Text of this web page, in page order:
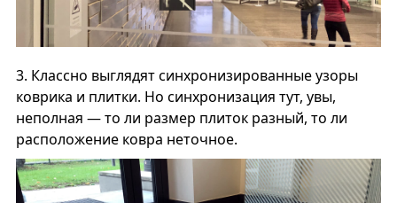
3. Классно выглядят синхронизированные узоры
коврика и плитки. Но синхронизация тут, увы,
неполная — то ли размер плиток разный, то ли
расположение ковра неточное.